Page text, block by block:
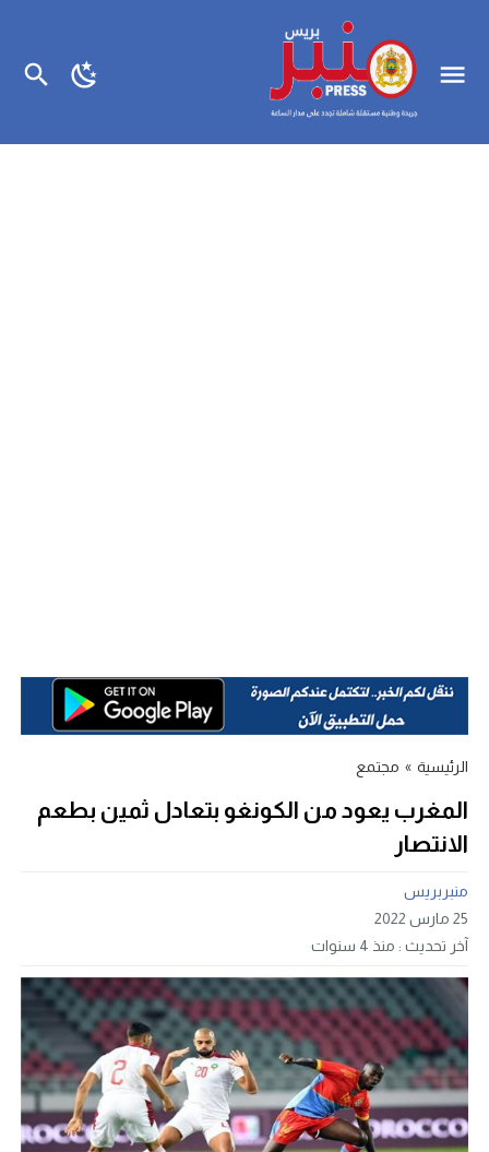
الرئيسية » مجتمع
المغرب يعود من الكونغو بتعادل ثمين بطعم
الانتصار
منبربريس
25 مارس 2022
آخر تحديث : منذ 4 سنوات